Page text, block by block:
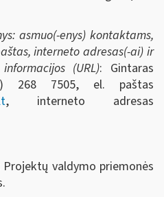
asmuo(-enys) kontaktams,
interneto adresas(-ai) ir
(URL): Gintaras
268 7505, el. paštas
, interneto adresas
Projektų valdymo priemonės